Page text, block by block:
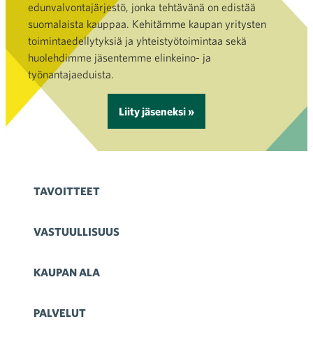
edunvalvontajärjestö, jonka tehtävänä on edistää
suomalaista kauppaa. Kehitämme kaupan yritysten
toimintaedellytyksiä ja yhteistyötoimintaa sekä
huolehdimme jäsentemme elinkeino- ja
työnantajaeduista.
Liity jäseneksi »
TAVOITTEET
VASTUULLISUUS
KAUPAN ALA
PALVELUT